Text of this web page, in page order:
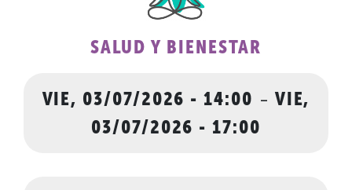
SALUD Y BIENESTAR
VIE, 03/07/2026 - 14:00 - VIE,
03/07/2026 - 17:00